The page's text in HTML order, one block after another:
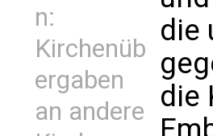
n:
Kirchenüb
ergaben
an andere
die
die